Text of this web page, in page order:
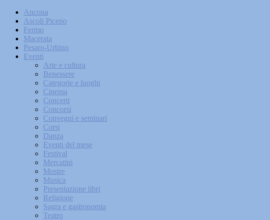
Ancona
Ascoli Piceno
Fermo
Macerata
Pesaro-Urbino
Eventi
Arte e cultura
Benessere
Categorie e luoghi
Cinema
Concerti
Concorsi
Convegni e seminari
Corsi
Danza
Eventi del mese
Festival
Mercatini
Mostre
Musica
Presentazione libri
Religione
Sagra e gastronomia
Teatro